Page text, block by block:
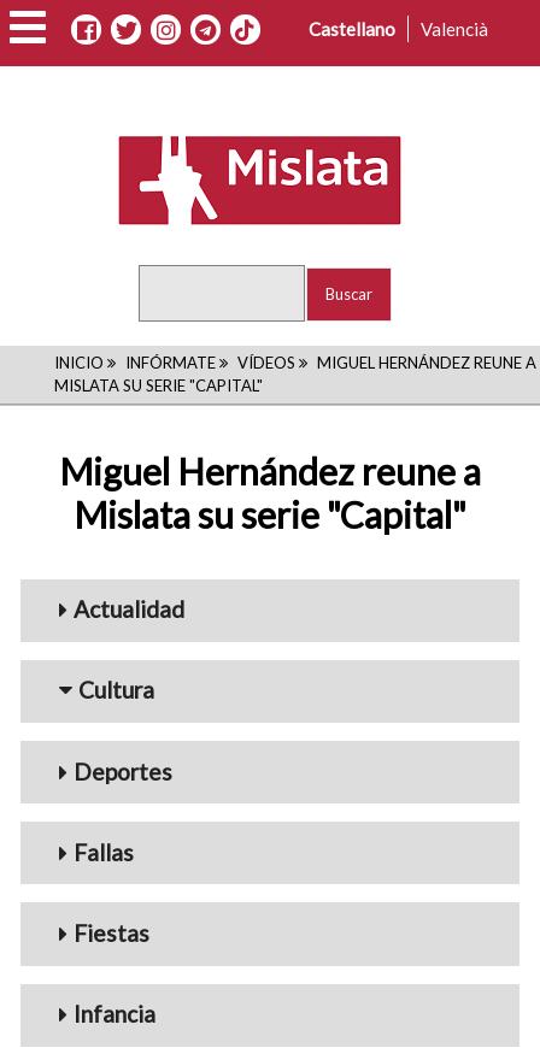
Pasar
al
contenido
Castellano Valencià
RUTA
DE
NAVEGACIÓN
INICIO INFÓRMATE VÍDEOS
MIGUEL HERNÁNDEZ REUNE A
MISLATA SU SERIE "CAPITAL"
Miguel Hernández reune a
Mislata su serie "Capital"
Menu_Videos
Actualidad
Cultura
Deportes
Fallas
Fiestas
Infancia